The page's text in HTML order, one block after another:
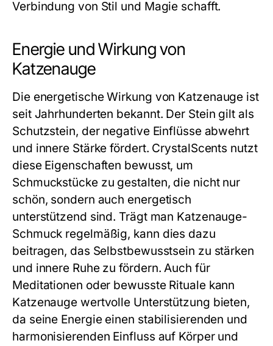
Verbindung von Stil und Magie schafft.
Energie und Wirkung von
Katzenauge
Die energetische Wirkung von Katzenauge ist
seit Jahrhunderten bekannt. Der Stein gilt als
Schutzstein, der negative Einflüsse abwehrt
und innere Stärke fördert. CrystalScents nutzt
diese Eigenschaften bewusst, um
Schmuckstücke zu gestalten, die nicht nur
schön, sondern auch energetisch
unterstützend sind. Trägt man Katzenauge-
Schmuck regelmäßig, kann dies dazu
beitragen, das Selbstbewusstsein zu stärken
und innere Ruhe zu fördern. Auch für
Meditationen oder bewusste Rituale kann
Katzenauge wertvolle Unterstützung bieten,
da seine Energie einen stabilisierenden und
harmonisierenden Einfluss auf Körper und